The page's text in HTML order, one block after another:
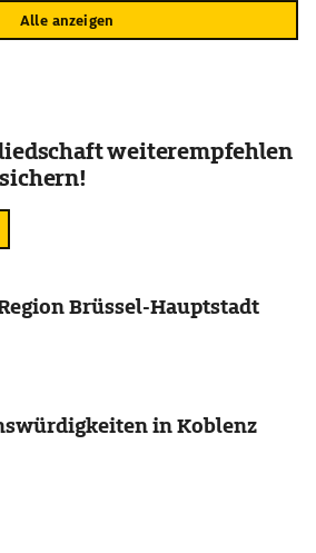
Alle anzeigen
weiterempfehlen
Brüssel-Hauptstadt
in Koblenz